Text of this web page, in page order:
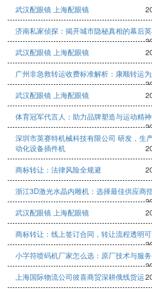
武汉配眼镜 上海配眼镜
济南私家侦探：揭开城市隐秘真相的幕后
武汉配眼镜 上海配眼镜
广州非急救转运收费标准解析：康顺转运
武汉配眼镜 上海配眼镜
体育冠军代言人：助力品牌塑造与运动精
深圳市英赛特机械科技有限公司 研发，生
动化设备插件机
商标转让：法律风险全规避
浙江3D激光水晶内雕机：选择最佳供应商
武汉配眼镜 上海配眼镜
商标转让：线上签订合同，转让流程透明
小字符喷码机厂家怎么选：原厂技术与服
上海国际物流公司彼喜商贸深耕俄线货运